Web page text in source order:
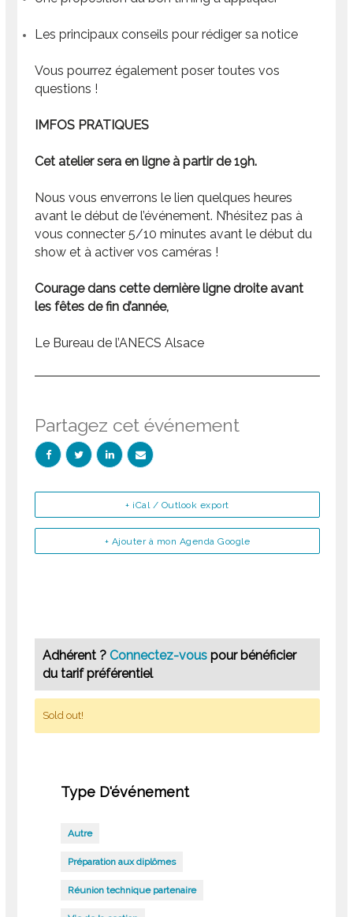
Les principaux conseils pour rédiger sa notice
Vous pourrez également poser toutes vos
questions !
IMFOS PRATIQUES
Cet atelier sera en ligne à partir de 19h.
Nous vous enverrons le lien quelques heures
avant le début de l’événement. N’hésitez pas à
vous connecter 5/10 minutes avant le début du
show et à activer vos caméras !
Courage dans cette dernière ligne droite avant
les fêtes de fin d’année,
Le Bureau de l’ANECS Alsace
Partagez cet événement
+ Ajouter à mon Agenda Google
+ iCal / Outlook export
Adhérent ?Connectez-vouspour bénéficier
du tarif préférentiel
Sold out!
Type D'événement
Autre
Préparation aux diplômes
Réunion technique partenaire